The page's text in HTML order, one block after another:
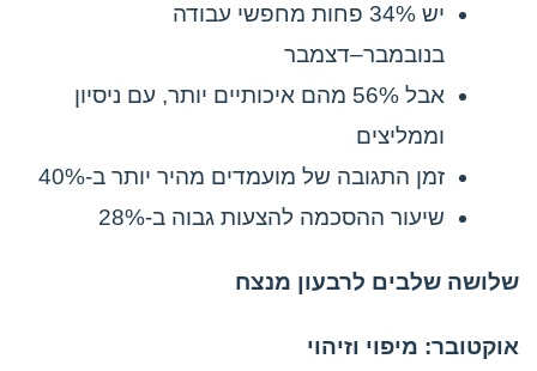
יש 34% פחות מחפשי עבודה
בנובמבר–דצמבר
אבל 56% מהם איכותיים יותר, עם ניסיון
וממליצים
זמן התגובה של מועמדים מהיר יותר ב-40%
שיעור ההסכמה להצעות גבוה ב-28%
שלושה שלבים לרבעון מנצח
אוקטובר: מיפוי וזיהוי